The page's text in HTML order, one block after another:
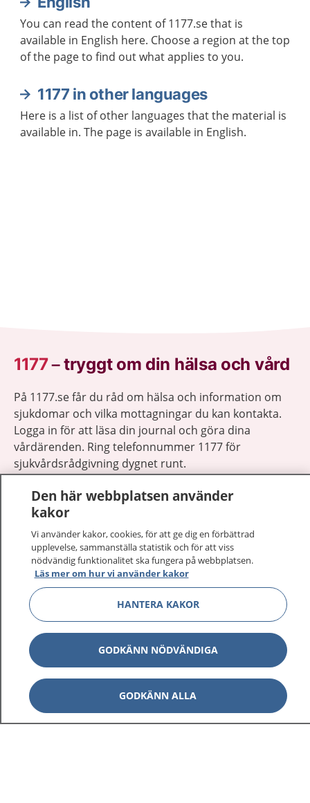
You can read the content of 1177.se that is
available in English here. Choose a region at the top
of the page to find out what applies to you.
1177 in other languages
Here is a list of other languages that the material is
available in. The page is available in English.
1177–tryggt om din hälsa och vård
På 1177.se får du råd om hälsa och information om
sjukdomar och vilka mottagningar du kan kontakta.
Logga in för att läsa din journal och göra dina
vårdärenden. Ring telefonnummer 1177 för
sjukvårdsrådgivning dygnet runt.
1177 ger dig råd när du vill må bättre.
1177 på flera språk
Om 1177 Show
Kontakt Show
Behandling av personuppgifter
Den här webbplatsen använder
kakor
Vi använder kakor, cookies, för att ge dig en förbättrad
upplevelse, sammanställa statistik och för att viss
nödvändig funktionalitet ska fungera på webbplatsen.
Läs mer om hur vi använder kakor
HANTERA KAKOR
GODKÄNN NÖDVÄNDIGA
GODKÄNN ALLA